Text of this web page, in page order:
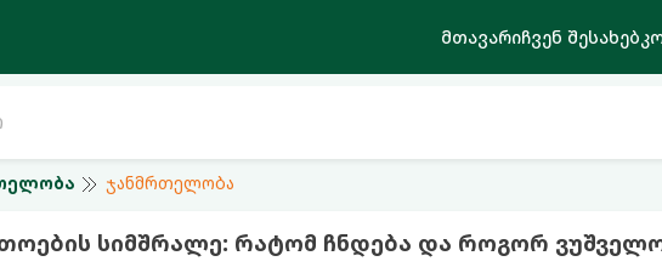
მთავარიჩვენ შესახებ
ჯანმრთელობა
სიმშრალე: რატომ ჩნდება და როგორ